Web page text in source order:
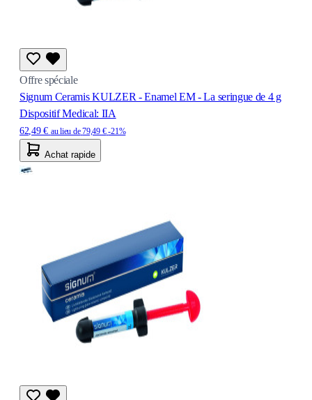
Offre spéciale
Signum Ceramis KULZER - Enamel EM - La seringue de 4 g
Dispositif Medical: IIA
62,49 € au lieu de79,49 €-21%
Achat rapide